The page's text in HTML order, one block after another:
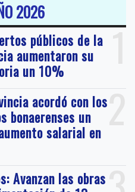
2026
1
públicos de la
aumentaron su
un 10%
2
acordó con los
bonaerenses un
salarial en
Avanzan las obras